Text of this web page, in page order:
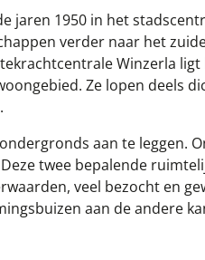
jaren 1950 in het
verder naar het
Winzerla
Ze lopen deels
aan te leggen.
twee bepalende
veel bezocht en
aan de andere